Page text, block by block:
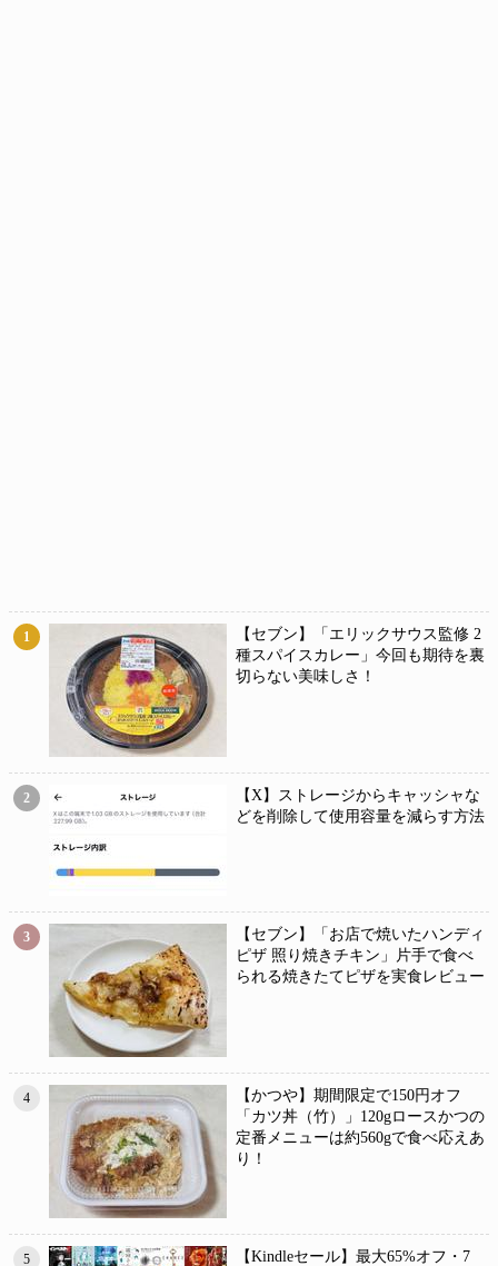
1
【セブン】「エリックサウス監修 2
種スパイスカレー」今回も期待を裏
切らない美味しさ！
2
【X】ストレージからキャッシャな
どを削除して使用容量を減らす方法
3
【セブン】「お店で焼いたハンディ
ピザ 照り焼きチキン」片手で食べ
られる焼きたてピザを実食レビュー
4
【かつや】期間限定で150円オフ
「カツ丼（竹）」120gロースかつの
定番メニューは約560gで食べ応えあ
り！
5 【Kindleセール】最大65%オフ・7